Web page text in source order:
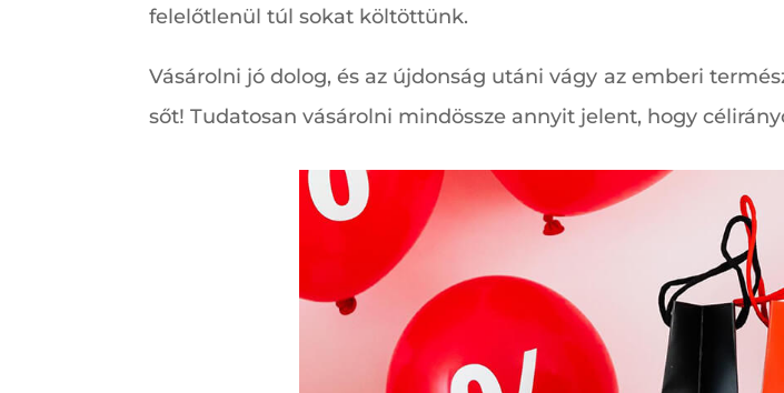
felelőtlenül túl sokat költöttünk.
Vásárolni jó dolog, és az újdonság utáni vágy az emberi
sőt! Tudatosan vásárolni mindössze annyit jelent, hogy